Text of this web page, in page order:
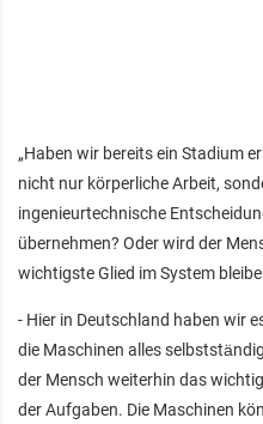
„Haben wir bereits ein Stadium
nicht nur körperliche Arbeit,
ingenieurtechnische
übernehmen? Oder wird der
wichtigste Glied im System
- Hier in Deutschland haben wir
die Maschinen alles
der Mensch weiterhin das
der Aufgaben. Die Maschinen